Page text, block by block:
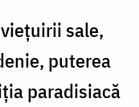
sale,
puterea
paradisiacă